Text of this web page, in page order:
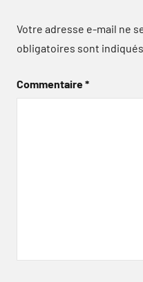
Votre adresse e-mail ne
obligatoires sont
Commentaire*